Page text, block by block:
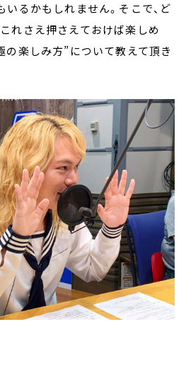
いるかもしれません。そこで、ど
れさえ押さえておけば楽しめ
の楽しみ方”について教えて頂き